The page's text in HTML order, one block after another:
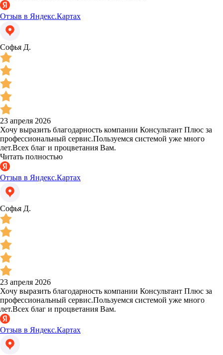
Отзыв в Яндекс.Картах
Софья Д.
23 апреля 2026
Хочу выразить благодарность компании Консультант Плюс за
профессиональный сервис.Пользуемся системой уже много
лет.Всех благ и процветания Вам.
Читать полностью
Отзыв в Яндекс.Картах
Софья Д.
23 апреля 2026
Хочу выразить благодарность компании Консультант Плюс за
профессиональный сервис.Пользуемся системой уже много
лет.Всех благ и процветания Вам.
Отзыв в Яндекс.Картах